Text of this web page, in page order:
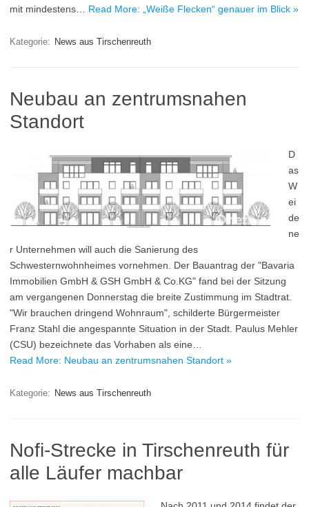
mit mindestens… Read More: „Weiße Flecken“ genauer im Blick »
Kategorie: News aus Tirschenreuth
Neubau an zentrumsnahen
Standort
D
as
W
ei
de
ne
r Unternehmen will auch die Sanierung des
Schwesternwohnheimes vornehmen. Der Bauantrag der "Bavaria
Immobilien GmbH & GSH GmbH & Co.KG" fand bei der Sitzung
am vergangenen Donnerstag die breite Zustimmung im Stadtrat.
"Wir brauchen dringend Wohnraum", schilderte Bürgermeister
Franz Stahl die angespannte Situation in der Stadt. Paulus Mehler
(CSU) bezeichnete das Vorhaben als eine…
Read More: Neubau an zentrumsnahen Standort »
Kategorie: News aus Tirschenreuth
Nofi-Strecke in Tirschenreuth für
alle Läufer machbar